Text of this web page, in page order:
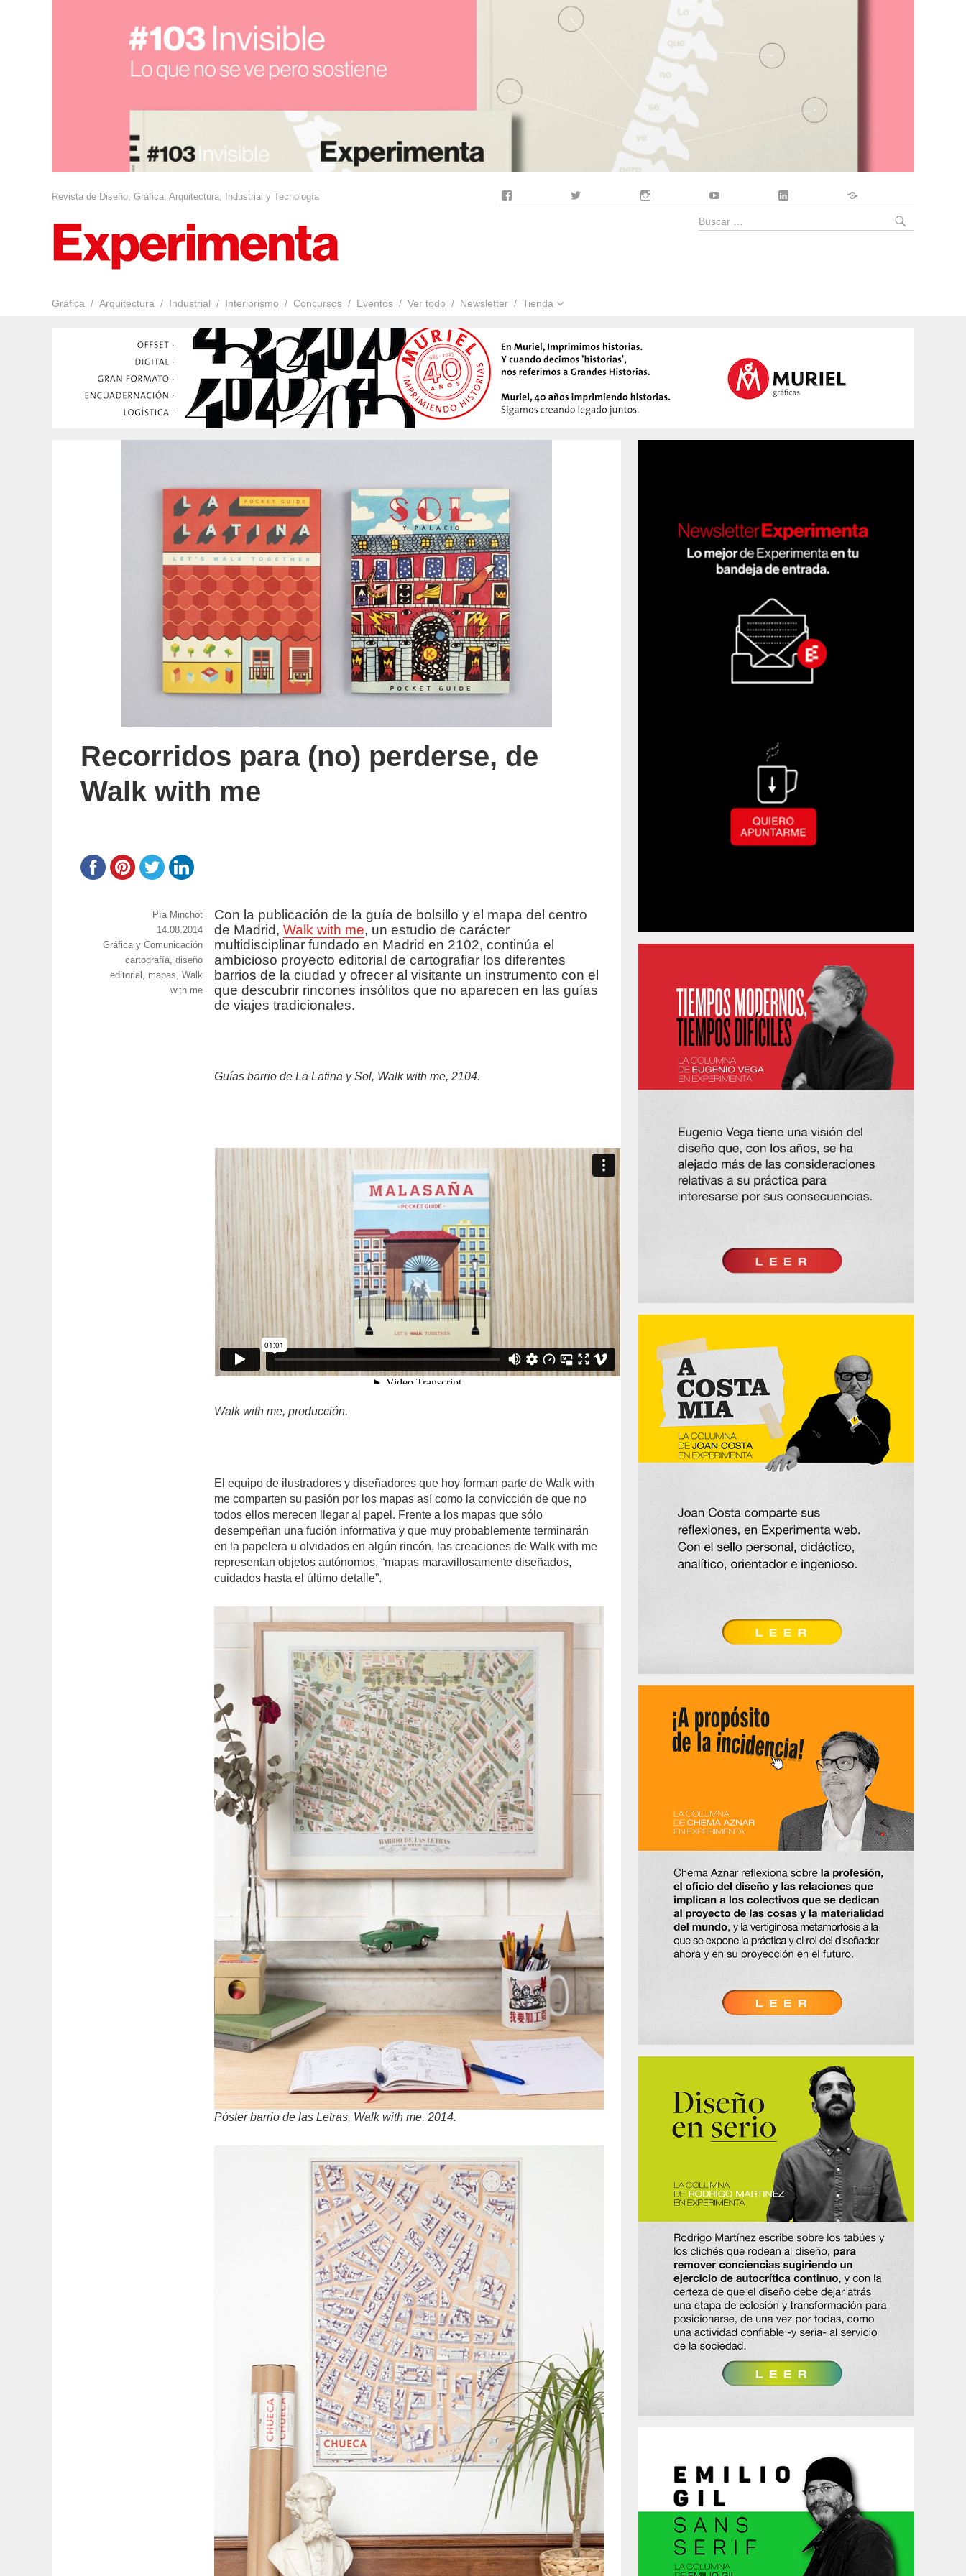
Revista de Diseño. Gráfica, Arquitectura, Industrial y Tecnología
Gráfica Arquitectura Industrial Interiorismo Concursos Eventos Ver todo Newsletter Tienda
Buscar
Recorridos para (no) perderse, de
Walk with me
Con la publicación de la guía de bolsillo y el mapa del centro
de Madrid,Walk with me, un estudio de carácter
multidisciplinar fundado en Madrid en 2102, continúa el
ambicioso proyecto editorial de cartografiar los diferentes
barrios de la ciudad y ofrecer al visitante un instrumento con el
que descubrir rincones insólitos que no aparecen en las guías
de viajes tradicionales.
Guías barrio de La Latina y Sol, Walk with me, 2104.
Walk with me, producción.
El equipo de ilustradores y diseñadores que hoy forman parte de Walk with
me comparten su pasión por los mapas así como la convicción de que no
todos ellos merecen llegar al papel. Frente a los mapas que sólo
desempeñan una fución informativa y que muy probablemente terminarán
en la papelera u olvidados en algún rincón, las creaciones de Walk with me
representan objetos autónomos, “mapas maravillosamente diseñados,
cuidados hasta el último detalle”.
Póster barrio de las Letras, Walk with me, 2014.
https://www.experimenta.es/author/pia/
Pía Minchot
Publicado
el
14.08.2014
Categorías
Gráfica y Comunicación
Etiquetas
cartografía,diseño
editorial , mapas,Walk
with me